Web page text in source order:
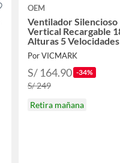
OEM
Ventilador Silencioso
Vertical Recargable
Alturas 5
Control Remoto KS-F1
Por VICMARK
S/ 164.90 -34%
S/ 249
Retira mañana